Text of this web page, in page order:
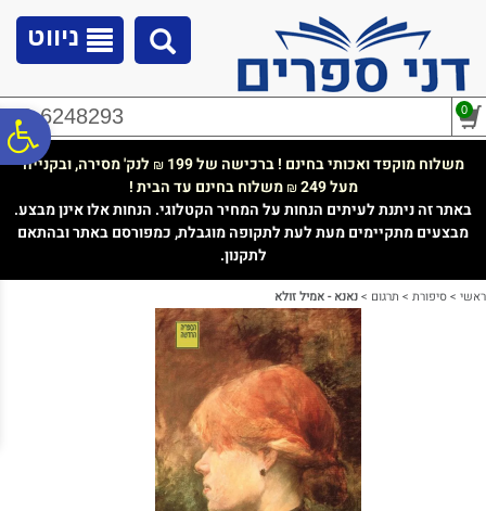
נגישות
ניווט
02-6248293 0
משלוח מוקפד ואכותי בחינם ! ברכישה של 199 ₪ לנק' מסירה, ובקנייה
מעל 249
₪משלוח בחינם עד הבית !
באתר זה ניתנת לעיתים הנחות על המחיר הקטלוגי. הנחות אלו אינן מבצע.
מבצעים מתקיימים מעת לעת לתקופה מוגבלת, כמפורסם באתר ובהתאם
לתקנון.
ראשי >סיפורת > תרגום >נאנא - אמיל זולא